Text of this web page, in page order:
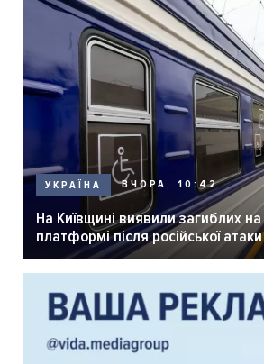
УКРАЇНА ВЧОРА, 10:42
На Київщині виявили загиблих на
платформі після російської атаки